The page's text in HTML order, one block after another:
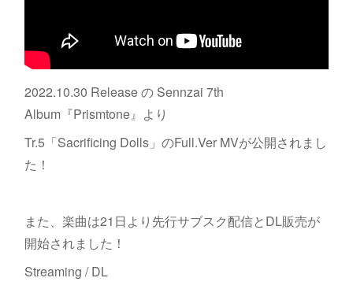
2022.10.30 Release の Sennzai 7th
Album『Prismtone』より
Tr.5「Sacrificing Dolls」のFull.Ver MVが公開されまし
た！
また、楽曲は21日より先行サブスク配信とDL販売が
開始されました！
Streaming / DL